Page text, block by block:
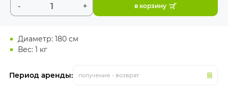
Диаметр: 180 см
Вес: 1 кг
Период аренды: получение - возврат
- + в корзину